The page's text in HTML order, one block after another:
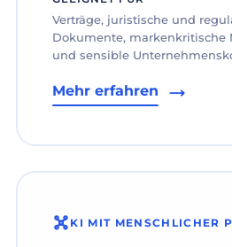
Verträge, juristische und
Dokumente, markenkritische
und sensible
Mehr erfahren
KI MIT MENSCHLICHER